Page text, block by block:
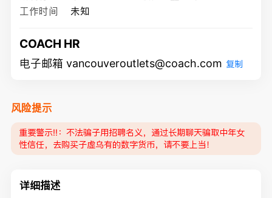
工作时间
未知
COACH HR
电子邮箱 vancouveroutlets@coach.com 复制
风险提示
重要警示‼️：不法骗子用招聘名义，通过长期聊天骗取中年女
性信任，去购买子虚乌有的数字货币，请不要上当！
详细描述